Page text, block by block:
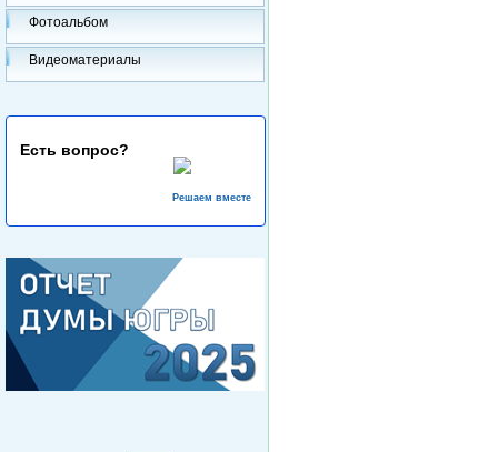
Фотоальбом
Видеоматериалы
Есть вопрос?
Решаем вместе